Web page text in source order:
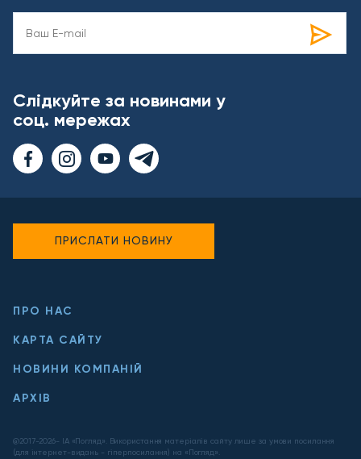
Слідкуйте за новинами у
соц. мережах
ПРО НАС
КАРТА САЙТУ
НОВИНИ КОМПАНІЙ
АРХІВ
@2017-2026- ІА «Погляд». Використання матеріалів сайту лише за умови посилання
(для інтернет-видань - гіперпосилання) на «Погляд».
ПРИСЛАТИ НОВИНУ